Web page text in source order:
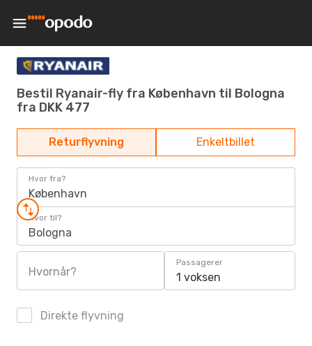
Bestil Ryanair-fly fra København til Bologna
fra DKK 477
Returflyvning Enkeltbillet
Hvor fra?
København
Hvor til?
Bologna
Hvornår?
Passagerer
1 voksen
Direkte flyvning